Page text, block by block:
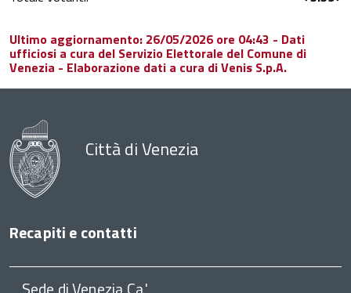
Ultimo aggiornamento: 26/05/2026 ore 04:43 - Dati
ufficiosi a cura del Servizio Elettorale del Comune di
Venezia - Elaborazione dati a cura di Venis S.p.A.
Città di Venezia
Recapiti e contatti